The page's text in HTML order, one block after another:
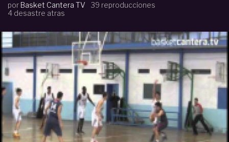
por Basket Cantera TV
39 reproducciones
4 desastre atras